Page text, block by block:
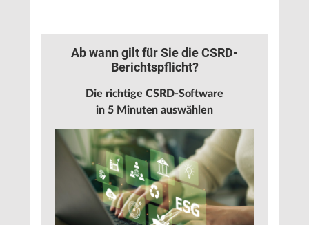
Ab wann gilt für Sie die CSRD-
Berichtspflicht?
Die richtige CSRD-Software
in 5 Minuten auswählen